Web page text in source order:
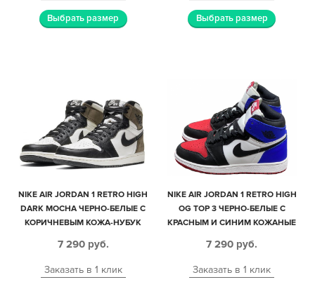
Выбрать размер Выбрать размер
NIKE AIR JORDAN 1 RETRO HIGH
DARK MOCHA ЧЕРНО-БЕЛЫЕ С
КОРИЧНЕВЫМ КОЖА-НУБУК
7 290 руб.
Заказать в 1 клик
NIKE AIR JORDAN 1 RETRO HIGH
OG TOP 3 ЧЕРНО-БЕЛЫЕ С
КРАСНЫМ И СИНИМ КОЖАНЫЕ
7 290 руб.
Заказать в 1 клик